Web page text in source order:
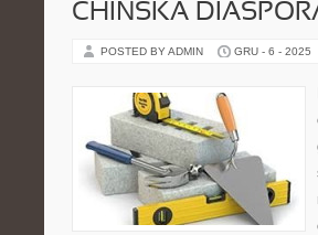
CHIŃSKA
POSTED BY ADMIN GRU - 6 - 2025